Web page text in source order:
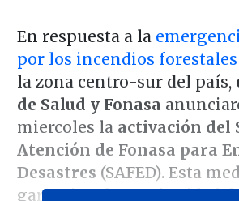
En respuesta a la
por los incendios forestales
la zona centro-sur del país,
de Salud y Fonasa
miercoles la activación del
Atención de Fonasa para
Desastres (SAFED). Esta
garantizar la continuidad